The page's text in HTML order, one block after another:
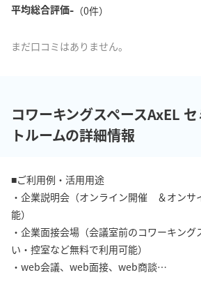
平均総合評価-（0件）
まだ口コミはありません。
コワーキングスペースAxEL
トルームの詳細情報
■ご利用例・活用用途
・企業説明会（オンライン開催　＆オン
能）
・企業面接会場（会議室前のコワーキン
い・控室など無料で利用可能）
・web会議、web面接、web商談